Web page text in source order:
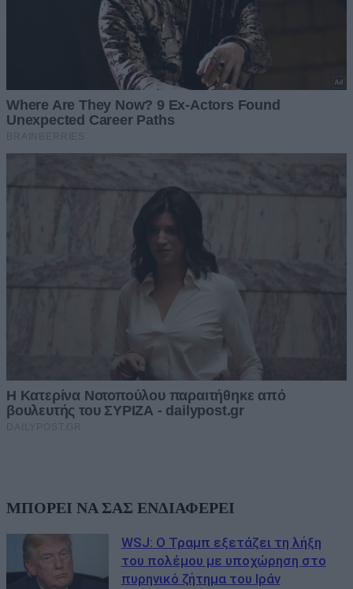
ΜΠΟΡΕΙ ΝΑ ΣΑΣ ΕΝΔΙΑΦΕΡΕΙ
WSJ: Ο Τραμπ εξετάζει τη λήξη
του πολέμου με υποχώρηση στο
πυρηνικό ζήτημα του Ιράν